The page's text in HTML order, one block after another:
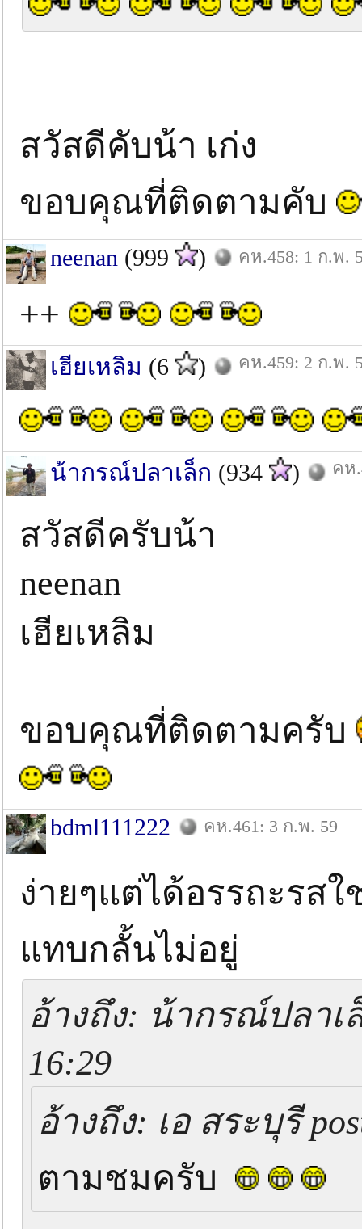
สวัสดีคับน้า เก่ง
ขอบคุณที่ติดตามคับ
neenan (999 ) คห.458: 1 ก.พ.
++
เฮียเหลิม (6 ) คห.459: 2 ก.พ.
น้ากรณ์ปลาเล็ก (934 ) คห
สวัสดีครับน้า
neenan
เฮียเหลิม
ขอบคุณที่ติดตามครับ
bdml111222 คห.461: 3 ก.พ. 59
ง่ายๆแต่ได้อรรถะรส
แทบกลั้นไม่อยู่
อ้างถึง: น้ากรณ์ปลาเ
16:29
อ้างถึง: เอ สระบุรี
ตามชมครับ